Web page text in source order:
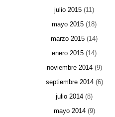
julio 2015 (11)
mayo 2015 (18)
marzo 2015 (14)
enero 2015 (14)
noviembre 2014(9)
septiembre 2014(6)
julio 2014 (8)
mayo 2014(9)